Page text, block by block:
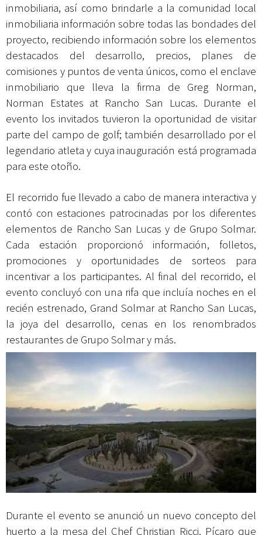
inmobiliaria, así como brindarle a la comunidad local
inmobiliaria información sobre todas las bondades del
proyecto, recibiendo información sobre los elementos
destacados del desarrollo, precios, planes de
comisiones y puntos de venta únicos, como el enclave
inmobiliario que lleva la firma de Greg Norman,
Norman Estates at Rancho San Lucas. Durante el
evento los invitados tuvieron la oportunidad de visitar
parte del campo de golf; también desarrollado por el
legendario atleta y cuya inauguración está programada
para este otoño.
El recorrido fue llevado a cabo de manera interactiva y
contó con estaciones patrocinadas por los diferentes
elementos de Rancho San Lucas y de Grupo Solmar.
Cada estación proporcionó información, folletos,
promociones y oportunidades de sorteos para
incentivar a los participantes. Al final del recorrido, el
evento concluyó con una rifa que incluía noches en el
recién estrenado, Grand Solmar at Rancho San Lucas,
la joya del desarrollo, cenas en los renombrados
restaurantes de Grupo Solmar y más.
Durante el evento se anunció un nuevo concepto del
huerto a la mesa del Chef Christian Ricci, Pícaro que